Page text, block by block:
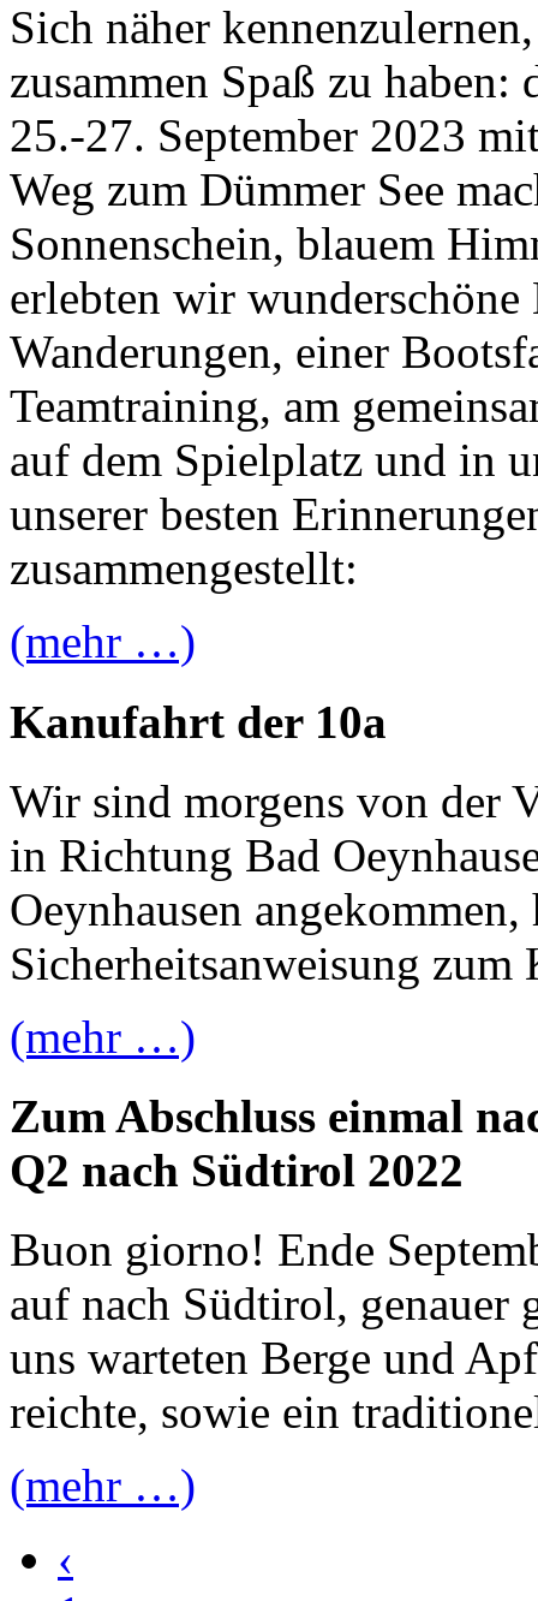
Sich näher
zusammen Spaß zu
25.-27. September 2023
Weg zum Dümmer See
Sonnenschein, blauem
erlebten wir
Wanderungen, einer
Teamtraining, am
auf dem Spielplatz und in
unserer besten
zusammengestellt:
(mehr …)
Kanufahrt der 10a
Wir sind morgens von der
in Richtung Bad
Oeynhausen
Sicherheitsanweisung zum
(mehr …)
Zum Abschluss einmal
Q2 nach Südtirol 2022
Buon giorno! Ende
auf nach Südtirol, genauer
uns warteten Berge und
reichte, sowie ein
(mehr …)
‹